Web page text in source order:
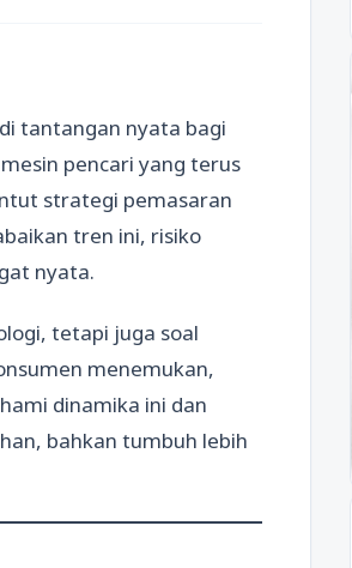
tantangan nyata bagi
pencari yang terus
strategi pemasaran
tren ini, risiko
nyata.
tetapi juga soal
menemukan,
dinamika ini dan
bahkan tumbuh lebih